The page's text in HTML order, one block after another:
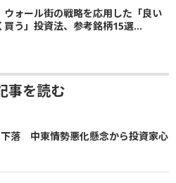
ウォール街の戦略を応用した「良い
買う」投資法、参考銘柄15選...
事を読む
下落 中東情勢悪化懸念から投資家心